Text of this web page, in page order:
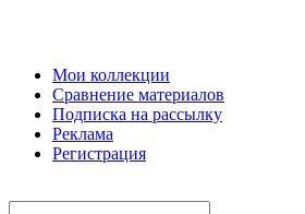
Мои коллекции
Сравнение материалов
Подписка на рассылку
Реклама
Регистрация